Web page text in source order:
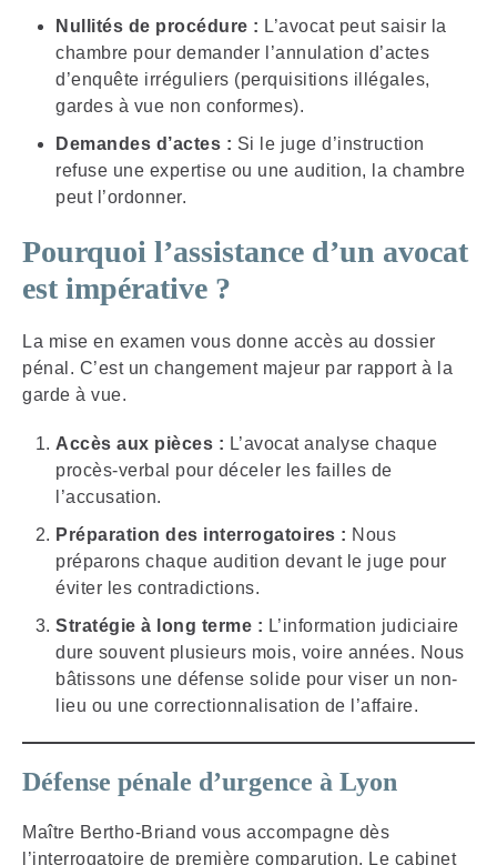
Nullités de procédure : L’avocat peut saisir la
chambre pour demander l’annulation d’actes
d’enquête irréguliers (perquisitions illégales,
gardes à vue non conformes).
Demandes d’actes : Si le juge d’instruction
refuse une expertise ou une audition, la chambre
peut l’ordonner.
Pourquoi l’assistance d’un avocat
est impérative ?
La mise en examen vous donne accès au dossier
pénal. C’est un changement majeur par rapport à la
garde à vue.
Accès aux pièces : L’avocat analyse chaque
procès-verbal pour déceler les failles de
l’accusation.
Préparation des interrogatoires : Nous
préparons chaque audition devant le juge pour
éviter les contradictions.
Stratégie à long terme : L’information judiciaire
dure souvent plusieurs mois, voire années. Nous
bâtissons une défense solide pour viser un non-
lieu ou une correctionnalisation de l’affaire.
Défense pénale d’urgence à Lyon
Maître Bertho-Briand vous accompagne dès
l’interrogatoire de première comparution. Le cabinet